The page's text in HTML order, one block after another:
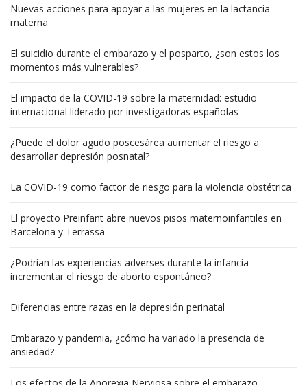
Nuevas acciones para apoyar a las mujeres en la lactancia
materna
El suicidio durante el embarazo y el posparto, ¿son estos los
momentos más vulnerables?
El impacto de la COVID-19 sobre la maternidad: estudio
internacional liderado por investigadoras españolas
¿Puede el dolor agudo poscesárea aumentar el riesgo a
desarrollar depresión posnatal?
La COVID-19 como factor de riesgo para la violencia obstétrica
El proyecto Preinfant abre nuevos pisos maternoinfantiles en
Barcelona y Terrassa
¿Podrían las experiencias adverses durante la infancia
incrementar el riesgo de aborto espontáneo?
Diferencias entre razas en la depresión perinatal
Embarazo y pandemia, ¿cómo ha variado la presencia de
ansiedad?